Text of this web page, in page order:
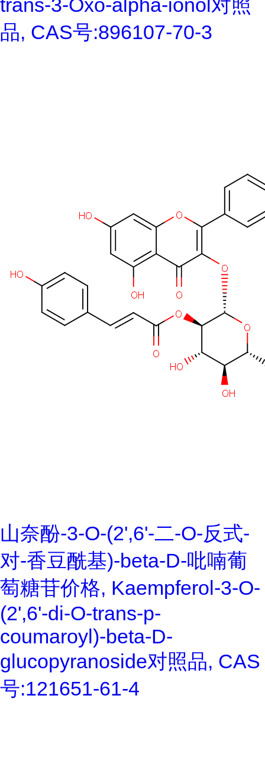
trans-3-Oxo-alpha-ionol对照
品, CAS号:896107-70-3
山奈酚-3-O-(2',6'-二-O-反式-
对-香豆酰基)-beta-D-吡喃葡
萄糖苷价格, Kaempferol-3-O-
(2',6'-di-O-trans-p-
coumaroyl)-beta-D-
glucopyranoside对照品, CAS
号:121651-61-4